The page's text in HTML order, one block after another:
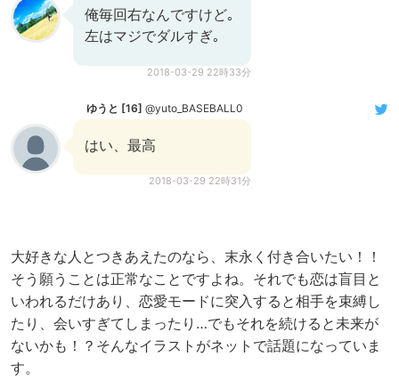
俺毎回右なんですけど｡
左はマジでダルすぎ｡
2018-03-29 22時33分
ゆうと [16] @yuto_BASEBALL0
はい、最高
2018-03-29 22時31分
大好きな人とつきあえたのなら、末永く付き合いたい！！
そう願うことは正常なことですよね。それでも恋は盲目と
いわれるだけあり、恋愛モードに突入すると相手を束縛し
たり、会いすぎてしまったり…でもそれを続けると未来が
ないかも！？そんなイラストがネットで話題になっていま
す。